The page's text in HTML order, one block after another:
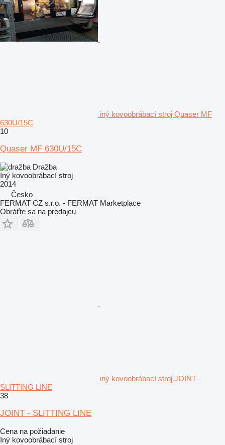
iný kovoobrábací stroj Quaser MF
630U/15C
10
Quaser MF 630U/15C
Dražba
Iný kovoobrábací stroj
2014
Česko
FERMAT CZ s.r.o. - FERMAT Marketplace
Obráťte sa na predajcu
iný kovoobrábací stroj JOINT -
SLITTING LINE
38
JOINT - SLITTING LINE
Cena na požiadanie
Iný kovoobrábací stroj